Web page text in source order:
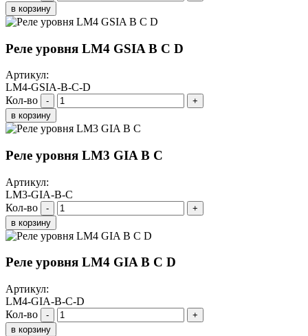
в корзину
Реле уровня LM4 GSIA B C D
Артикул:
LM4-GSIA-B-C-D
Кол-во
-
+
в корзину
Реле уровня LM3 GIA B C
Артикул:
LM3-GIA-B-C
Кол-во
-
+
в корзину
Реле уровня LM4 GIA B C D
Артикул:
LM4-GIA-B-C-D
Кол-во
-
+
в корзину